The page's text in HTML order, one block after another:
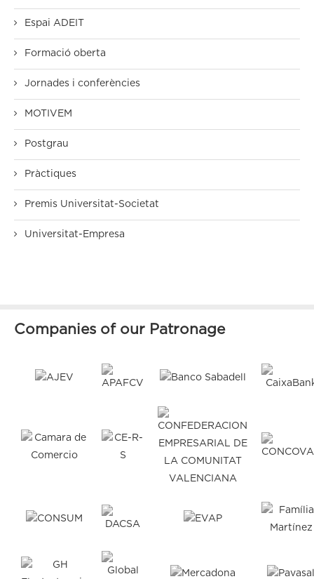
Espai ADEIT
Formació oberta
Jornades i conferències
MOTIVEM
Postgrau
Pràctiques
Premis Universitat-Societat
Universitat-Empresa
Companies of our Patronage